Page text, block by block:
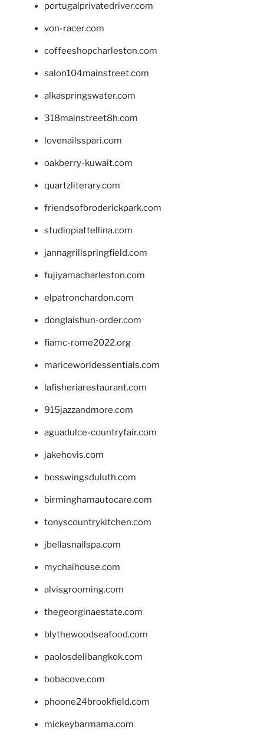
portugalprivatedriver.com
von-racer.com
coffeeshopcharleston.com
salon104mainstreet.com
alkaspringswater.com
318mainstreet8h.com
lovenailsspari.com
oakberry-kuwait.com
quartzliterary.com
friendsofbroderickpark.com
studiopiattellina.com
jannagrillspringfield.com
fujiyamacharleston.com
elpatronchardon.com
donglaishun-order.com
fiamc-rome2022.org
mariceworldessentials.com
lafisheriarestaurant.com
915jazzandmore.com
aguadulce-countryfair.com
jakehovis.com
bosswingsduluth.com
birminghamautocare.com
tonyscountrykitchen.com
jbellasnailspa.com
mychaihouse.com
alvisgrooming.com
thegeorginaestate.com
blythewoodseafood.com
paolosdelibangkok.com
bobacove.com
phoone24brookfield.com
mickeybarmama.com